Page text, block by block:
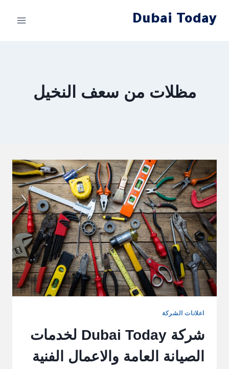
Dubai Today
مظلات من سعف النخيل
اعلانات الشركة
شركة Dubai Today لخدمات
الصيانة العامة والاعمال الفنية